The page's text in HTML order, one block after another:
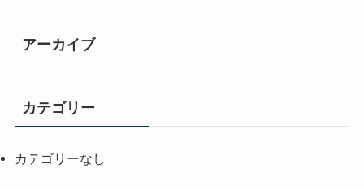
アーカイブ
カテゴリー
カテゴリーなし